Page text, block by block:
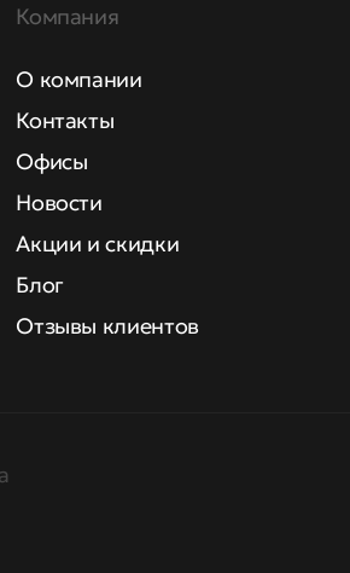
Компания
О компании
Контакты
Офисы
Новости
Акции и скидки
Блог
Отзывы клиентов